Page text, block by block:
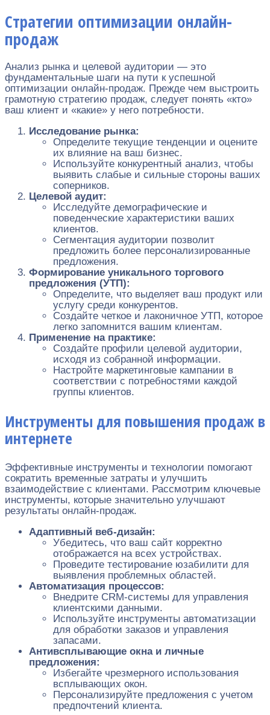
Стратегии оптимизации онлайн-
продаж
Анализ рынка и целевой аудитории — это
фундаментальные шаги на пути к успешной
оптимизации онлайн-продаж. Прежде чем выстроить
грамотную стратегию продаж, следует понять «кто»
ваш клиент и «какие» у него потребности.
Исследование рынка:
Определите текущие тенденции и оцените
их влияние на ваш бизнес.
Используйте конкурентный анализ, чтобы
выявить слабые и сильные стороны ваших
соперников.
Целевой аудит:
Исследуйте демографические и
поведенческие характеристики ваших
клиентов.
Сегментация аудитории позволит
предложить более персонализированные
предложения.
Формирование уникального торгового
предложения (УТП):
Определите, что выделяет ваш продукт или
услугу среди конкурентов.
Создайте четкое и лаконичное УТП, которое
легко запомнится вашим клиентам.
Применение на практике:
Создайте профили целевой аудитории,
исходя из собранной информации.
Настройте маркетинговые кампании в
соответствии с потребностями каждой
группы клиентов.
Инструменты для повышения продаж в
интернете
Эффективные инструменты и технологии помогают
сократить временные затраты и улучшить
взаимодействие с клиентами. Рассмотрим ключевые
инструменты, которые значительно улучшают
результаты онлайн-продаж.
Адаптивный веб-дизайн:
Убедитесь, что ваш сайт корректно
отображается на всех устройствах.
Проведите тестирование юзабилити для
выявления проблемных областей.
Автоматизация процессов:
Внедрите CRM-системы для управления
клиентскими данными.
Используйте инструменты автоматизации
для обработки заказов и управления
запасами.
Антивсплывающие окна и личные
предложения:
Избегайте чрезмерного использования
всплывающих окон.
Персонализируйте предложения с учетом
предпочтений клиента.